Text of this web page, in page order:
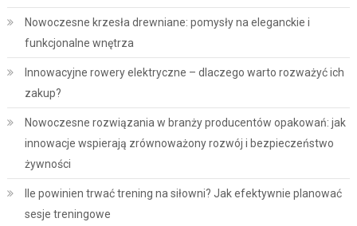
Nowoczesne krzesła drewniane: pomysły na eleganckie i
funkcjonalne wnętrza
Innowacyjne rowery elektryczne – dlaczego warto rozważyć ich
zakup?
Nowoczesne rozwiązania w branży producentów opakowań: jak
innowacje wspierają zrównoważony rozwój i bezpieczeństwo
żywności
Ile powinien trwać trening na siłowni? Jak efektywnie planować
sesje treningowe